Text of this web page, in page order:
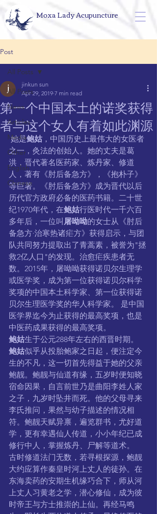
Moxa Lady Acupuncture
Post
All Posts
News
Articles
Media
Other
English
Chinese
All Posts
第一个中国本土的诺奖获得
者与这个女人有着如此渊源
jinkun sun
Apr 29, 2019 7 min read
她是鲍姑 ，中国历史上最伟大的女医者
之一，灸法的创始人。她的丈夫是葛
洪，晋代著名医药家、炼丹家、修道
人，著有《肘后备急方》，《抱朴子》
等巨著。《肘后备急方》成为晋代以后
历代官方政府必备的医药书籍。二十世
纪1970年代，在鲍姑行医时代一千六百
多年后，一位叫 屠呦呦的女士从《肘后
备急方·治寒热诸疟方》获得启示，与团
队共同努力提取出了青蒿素，被誉为"拯
救2亿人口"的发现。治愈疟疾患者无
数。2015年，屠呦呦获得诺贝尔生理学
或医学奖，成为第一位获得诺贝尔科学
奖项的中国本土科学家、第一位获得诺
贝尔生理医学奖的华人科学家。 是中国
医学界迄今为止获得的最高奖项，也是
中医药成果获得的最高奖项。
鲍姑生于公元288年左右的西晋时期。
鲍姑似乎从投胎鲍家之日起，便注定今
生的不凡，这一切首先得益于她的父亲
鲍靓。鲍靓与仙道有缘，五岁时便知晓
宿命因果，自言前世乃是曲阳李姓人家
之子，九岁时坠井而死。他的父母寻来
李氏推问，果然与幼子描述的情况相
符。鲍靓天赋异禀，遍览群书，尤好道
学，更有幸遇仙人传道，小小年纪已成
修行中人，掌握炼丹、尸解等道术。
古时修道法门无数，若寻根探源，鲍靓
大约应算作秦皇时河上丈人的徒孙。在
东海卖药的安期生机缘巧合下，师从河
上丈人习黄老之学，潜心修仙，成为彼
时帝王与方士推崇的上仙。再经马鸣